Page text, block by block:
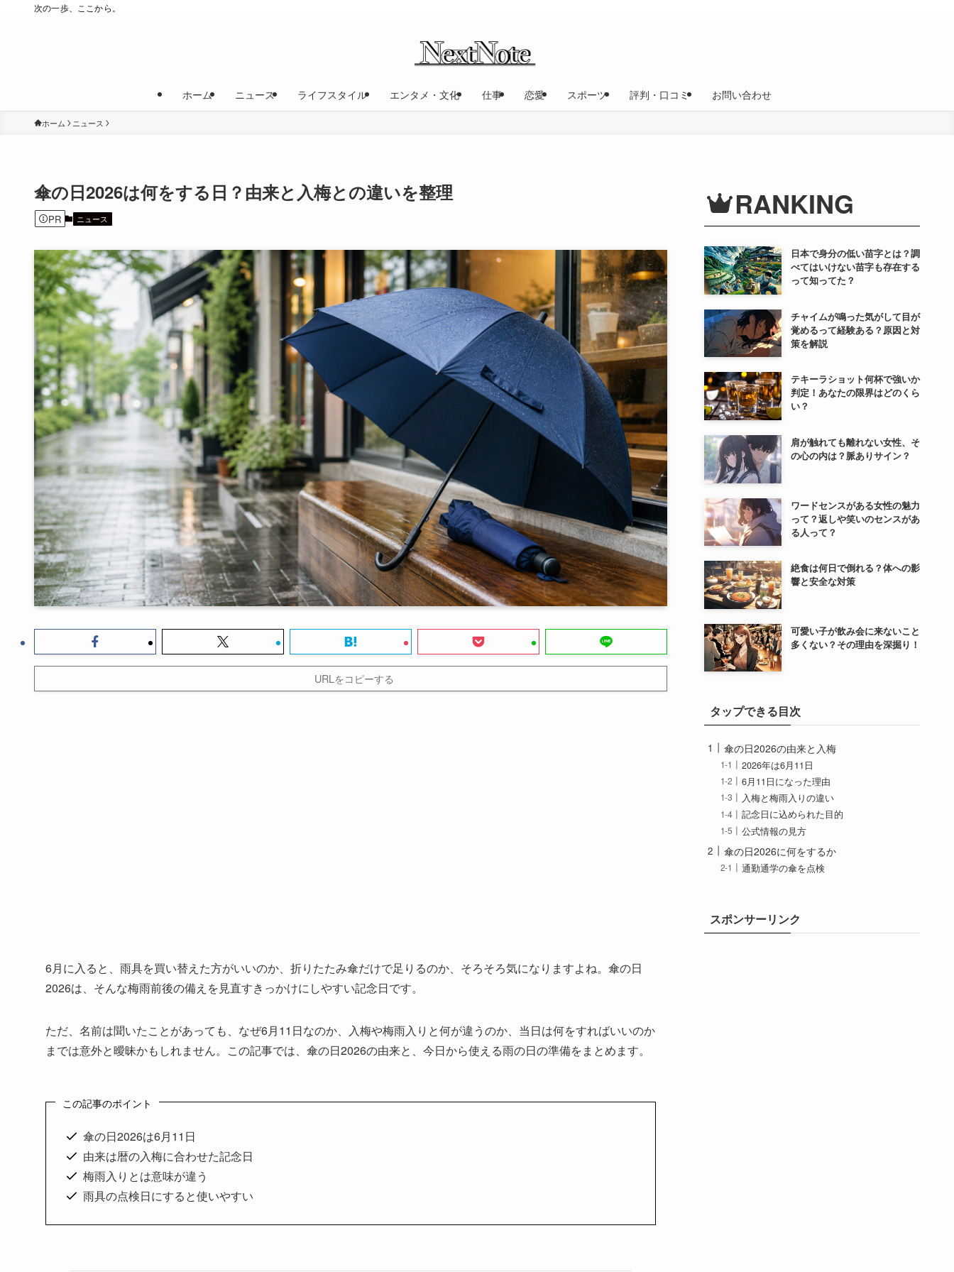
次の一歩、ここから。
ホーム ニュース ライフスタイル エンタメ・文化 仕事 恋愛 スポーツ 評判・口コミ お問い合わせ
ホーム ニュース
傘の日2026は何をする日？由来と入梅との違いを整理
PR ニュース
URLをコピーする
6月に入ると、雨具を買い替えた方がいいのか、折りたたみ傘だけで足りるのか、そろそろ気になりますよね。傘の日
2026は、そんな梅雨前後の備えを見直すきっかけにしやすい記念日です。
ただ、名前は聞いたことがあっても、なぜ6月11日なのか、入梅や梅雨入りと何が違うのか、当日は何をすればいいのか
までは意外と曖昧かもしれません。この記事では、傘の日2026の由来と、今日から使える雨の日の準備をまとめます。
この記事のポイント
傘の日2026は6月11日
由来は暦の入梅に合わせた記念日
梅雨入りとは意味が違う
雨具の点検日にすると使いやすい
RANKING
日本で身分の低い苗字とは？調
べてはいけない苗字も存在する
って知ってた？
チャイムが鳴った気がして目が
覚めるって経験ある？原因と対
策を解説
テキーラショット何杯で強いか
判定！あなたの限界はどのくら
い？
肩が触れても離れない女性、そ
の心の内は？脈ありサイン？
ワードセンスがある女性の魅力
って？返しや笑いのセンスがあ
る人って？
絶食は何日で倒れる？体への影
響と安全な対策
可愛い子が飲み会に来ないこと
多くない？その理由を深掘り！
タップできる目次
傘の日2026の由来と入梅
2026年は6月11日
6月11日になった理由
入梅と梅雨入りの違い
記念日に込められた目的
公式情報の見方
傘の日2026に何をするか
通勤通学の傘を点検
雨の日イベントを探す
傘の日2026のまとめ
スポンサーリンク